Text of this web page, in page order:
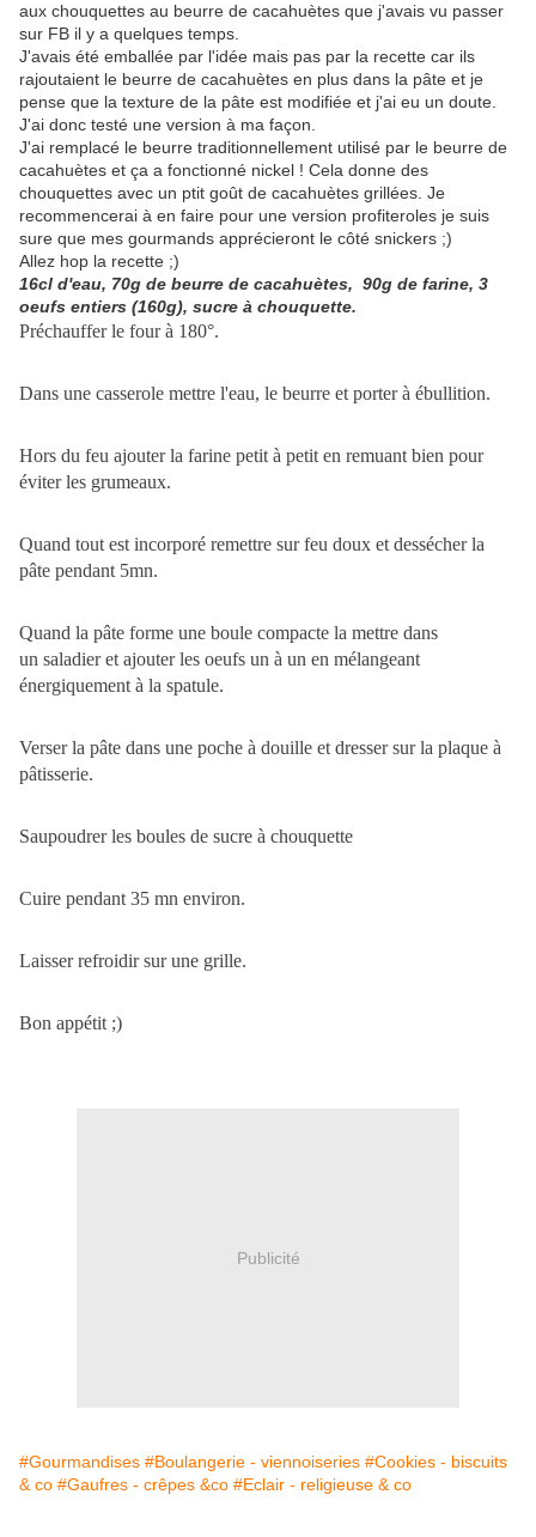
aux chouquettes au beurre de cacahuètes que j'avais vu passer
sur FB il y a quelques temps.
J'avais été emballée par l'idée mais pas par la recette car ils
rajoutaient le beurre de cacahuètes en plus dans la pâte et je
pense que la texture de la pâte est modifiée et j'ai eu un doute.
J'ai donc testé une version à ma façon.
J'ai remplacé le beurre traditionnellement utilisé par le beurre de
cacahuètes et ça a fonctionné nickel ! Cela donne des
chouquettes avec un ptit goût de cacahuètes grillées. Je
recommencerai à en faire pour une version profiteroles je suis
sure que mes gourmands apprécieront le côté snickers ;)
Allez hop la recette ;)
16cl d'eau, 70g de beurre de cacahuètes, 90g de farine, 3
oeufs entiers (160g), sucre à chouquette.
Préchauffer le four à 180°.
Dans une casserole mettre l'eau, le beurre et porter à ébullition.
Hors du feu ajouter la farine petit à petit en remuant bien pour
éviter les grumeaux.
Quand tout est incorporé remettre sur feu doux et dessécher la
pâte pendant 5mn.
Quand la pâte forme une boule compacte la mettre dans
un saladier et ajouter les oeufs un à un en mélangeant
énergiquement à la spatule.
Verser la pâte dans une poche à douille et dresser sur la plaque à
pâtisserie.
Saupoudrer les boules de sucre à chouquette
Cuire pendant 35 mn environ.
Laisser refroidir sur une grille.
Bon appétit ;)
Publicité
#Gourmandises #Boulangerie - viennoiseries #Cookies - biscuits
& co #Gaufres - crêpes &co #Eclair - religieuse & co